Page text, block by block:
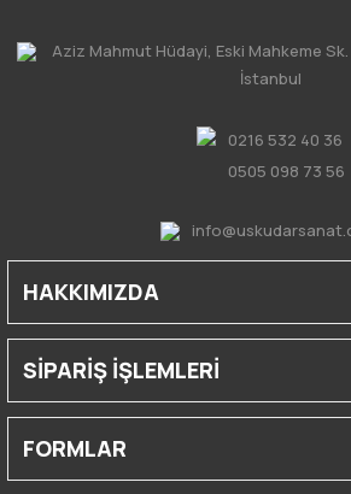
Aziz Mahmut Hüdayi, Eski Mahkeme
İstanbul
0216 532 40 36
0505 098 73 56
HAKKIMIZDA
SİPARİŞ İŞLEMLERİ
FORMLAR